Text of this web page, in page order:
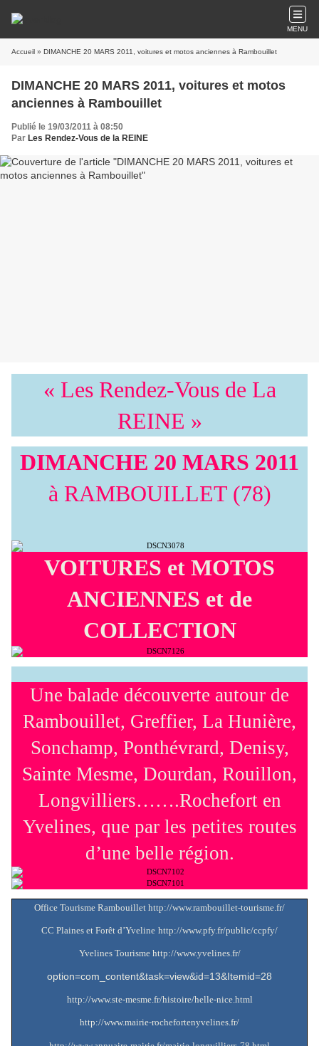
MENU
Accueil » DIMANCHE 20 MARS 2011, voitures et motos anciennes à Rambouillet
DIMANCHE 20 MARS 2011, voitures et motos
anciennes à Rambouillet
Publié le 19/03/2011 à 08:50
Par Les Rendez-Vous de la REINE
« Les Rendez-Vous de La
REINE »
DIMANCHE 20 MARS 2011
à RAMBOUILLET (78)
VOITURES et MOTOS
ANCIENNES et de
COLLECTION
Une balade découverte autour de
Rambouillet, Greffier, La Hunière,
Sonchamp, Ponthévrard, Denisy,
Sainte Mesme, Dourdan, Rouillon,
Longvilliers…….Rochefort en
Yvelines, que par les petites routes
d’une belle région.
Office Tourisme Rambouillet http://www.rambouillet-tourisme.fr/
CC Plaines et Forêt d’Yveline http://www.pfy.fr/public/ccpfy/
Yvelines Tourisme http://www.yvelines.fr/
option=com_content&task=view&id=13&Itemid=28
http://www.ste-mesme.fr/histoire/helle-nice.html
http://www.mairie-rochefortenyvelines.fr/